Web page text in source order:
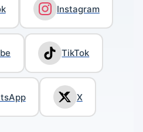
Instagram
TikTok
X